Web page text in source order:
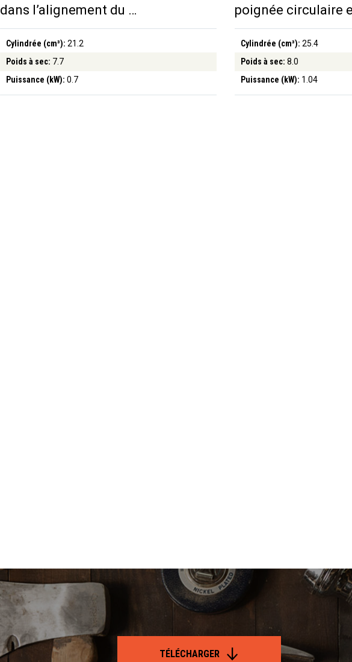
dans l’alignement du …
Cylindrée (cm³): 21.2
Poids à sec: 7.7
Puissance (kW): 0.7
poignée circulaire
Cylindrée (cm³): 25.4
Poids à sec: 8.0
Puissance (kW): 1.04
TÉLÉCHARGER